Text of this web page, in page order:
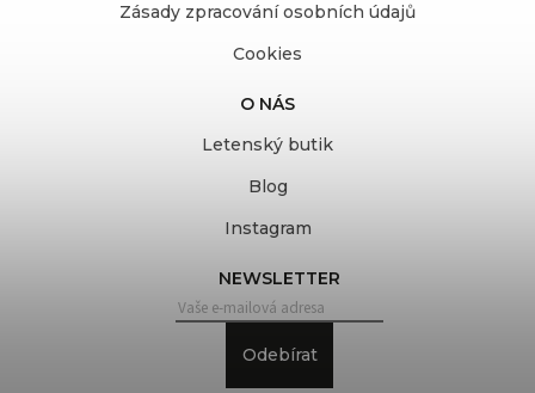
Zásady zpracování osobních údajů
Cookies
O NÁS
Letenský butik
Blog
Instagram
NEWSLETTER
Odebírat